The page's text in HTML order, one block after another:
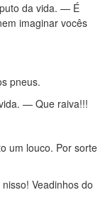
da vida. — É
imaginar vocês
pneus.
— Que raiva!!!
um louco. Por sorte
Veadinhos do